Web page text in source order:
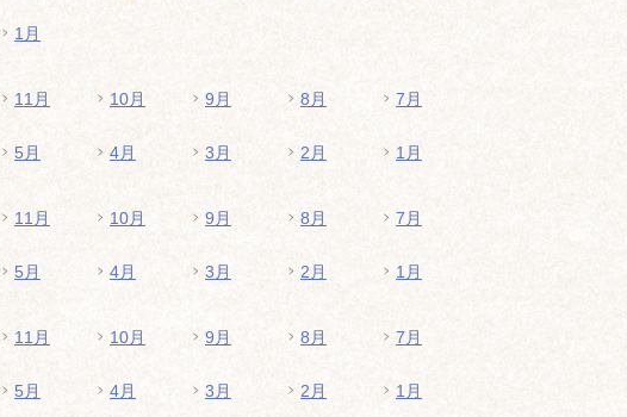
1月
11月 10月 9月 8月 7月
5月 4月 3月 2月 1月
11月 10月 9月 8月 7月
5月 4月 3月 2月 1月
11月 10月 9月 8月 7月
5月 4月 3月 2月 1月